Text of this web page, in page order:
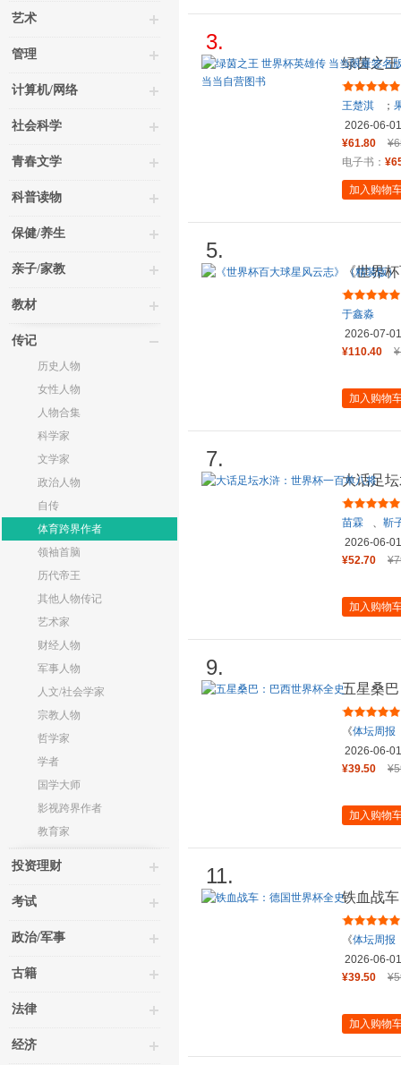
艺术
管理
计算机/网络
社会科学
青春文学
科普读物
保健/养生
亲子/家教
教材
传记
历史人物
女性人物
人物合集
科学家
文学家
政治人物
自传
体育跨界作者
领袖首脑
历代帝王
其他人物传记
艺术家
财经人物
军事人物
人文/社会学家
宗教人物
哲学家
学者
国学大师
影视跨界作者
教育家
投资理财
考试
政治/军事
古籍
法律
经济
3.
绿茵之
从1930
王楚淇 ；
2026-06-01
¥61.80
电子书：
加入购物
5.
《世界
于鑫淼
2026-07-01
¥110.40
加入购物
7.
大话足
苗霖 、 靳
2026-06-01
¥52.70
加入购物
9.
五星桑
《体坛周报
2026-06-01
¥39.50
加入购物
11.
铁血战
《体坛周报
2026-06-01
¥39.50
加入购物